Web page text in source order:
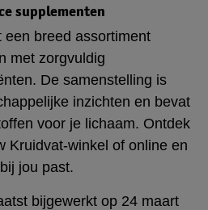
supplementen
een breed assortiment
met zorgvuldig
De samenstelling is
inzichten en bevat
voor je lichaam. Ontdek
Kruidvat-winkel of online en
jou past.
bijgewerkt op 24 maart